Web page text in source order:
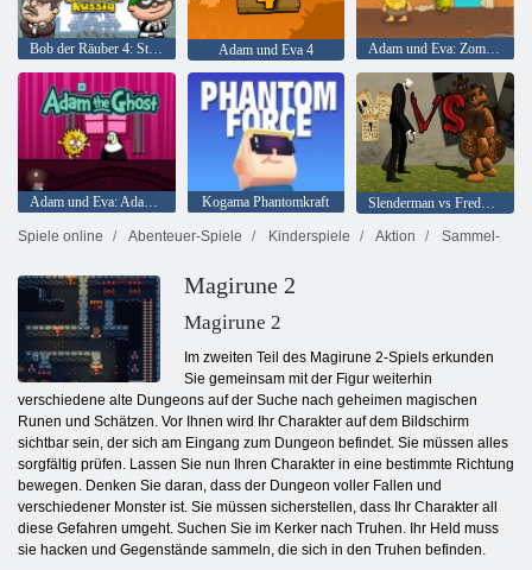
Bob der Räuber 4: Staffel 2 Russland Adam und Eva 4 Adam und Eva: Zombies
Adam und Eva: Adam der Geist Kogama Phantomkraft
Slenderman vs Freddy Der Fazbear
Spiele online
Abenteuer-Spiele Kinderspiele Aktion Sammel-
Magirune 2
Magirune 2
Im zweiten Teil des Magirune 2-Spiels erkunden
Sie gemeinsam mit der Figur weiterhin
verschiedene alte Dungeons auf der Suche nach geheimen magischen
Runen und Schätzen. Vor Ihnen wird Ihr Charakter auf dem Bildschirm
sichtbar sein, der sich am Eingang zum Dungeon befindet. Sie müssen alles
sorgfältig prüfen. Lassen Sie nun Ihren Charakter in eine bestimmte Richtung
bewegen. Denken Sie daran, dass der Dungeon voller Fallen und
verschiedener Monster ist. Sie müssen sicherstellen, dass Ihr Charakter all
diese Gefahren umgeht. Suchen Sie im Kerker nach Truhen. Ihr Held muss
sie hacken und Gegenstände sammeln, die sich in den Truhen befinden.